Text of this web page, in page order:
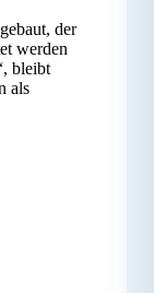
der
werden
bleibt
als